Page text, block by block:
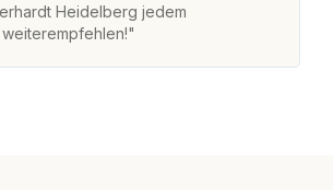
Heidelberg jedem